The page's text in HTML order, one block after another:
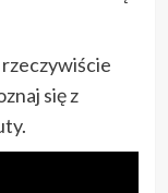
rzeczywiście
się z